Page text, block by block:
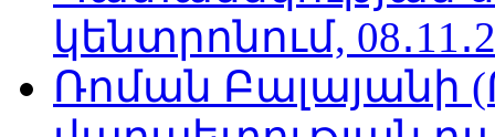
կենտրոնում,
Ռոման Բալայանի